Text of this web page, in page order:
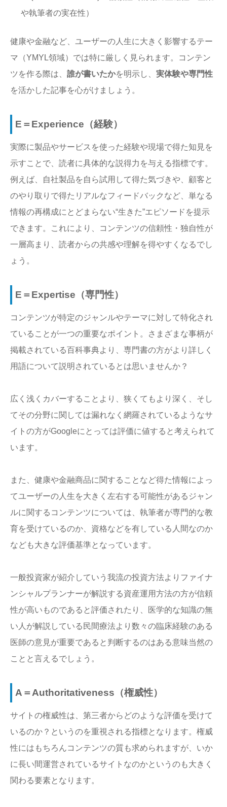
や執筆者の実在性）
健康や金融など、ユーザーの人生に大きく影響するテー
マ（YMYL領域）では特に厳しく見られます。コンテン
ツを作る際は、 誰が書いたかを明示し、 実体験や専門性
を活かした記事を心がけましょう。
E＝Experience （経験）
実際に製品やサービスを使った経験や現場で得た知見を
示すことで、読者に具体的な説得力を与える指標です。
例えば、自社製品を自ら試用して得た気づきや、顧客と
のやり取りで得たリアルなフィードバックなど、単なる
情報の再構成にとどまらない“生きた”エピソードを提示
できます。これにより、コンテンツの信頼性・独自性が
一層高まり、読者からの共感や理解を得やすくなるでし
ょう。
E＝Expertise（専門性）
コンテンツが特定のジャンルやテーマに対して特化され
ていることが一つの重要なポイント。さまざまな事柄が
掲載されている百科事典より、専門書の方がより詳しく
用語について説明されているとは思いませんか？
広く浅くカバーすることより、狭くてもより深く、そし
てその分野に関しては漏れなく網羅されているようなサ
イトの方がGoogleにとっては評価に値すると考えられて
います。
また、健康や金融商品に関することなど得た情報によっ
てユーザーの人生を大きく左右する可能性があるジャン
ルに関するコンテンツについては、執筆者が専門的な教
育を受けているのか、資格などを有している人間なのか
なども大きな評価基準となっています。
一般投資家が紹介していう我流の投資方法よりファイナ
ンシャルプランナーが解説する資産運用方法の方が信頼
性が高いものであると評価されたり、医学的な知識の無
い人が解説している民間療法より数々の臨床経験のある
医師の意見が重要であると判断するのはある意味当然の
ことと言えるでしょう。
A＝Authoritativeness（権威性）
サイトの権威性は、第三者からどのような評価を受けて
いるのか？というのを重視される指標となります。権威
性にはもちろんコンテンツの質も求められますが、いか
に長い間運営されているサイトなのかというのも大きく
関わる要素となります。